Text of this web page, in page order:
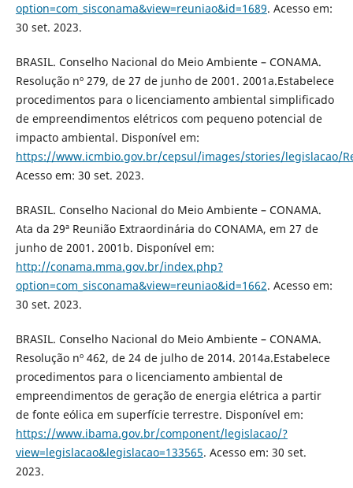
option=com_sisconama&view=reuniao&id=1689. Acesso em:
30 set. 2023.
BRASIL. Conselho Nacional do Meio Ambiente – CONAMA.
Resolução nº 279, de 27 de junho de 2001. 2001a.Estabelece
procedimentos para o licenciamento ambiental simplificado
de empreendimentos elétricos com pequeno potencial de
impacto ambiental. Disponível em:
https://www.icmbio.gov.br/cepsul/images/stories/legislacao/
Acesso em: 30 set. 2023.
BRASIL. Conselho Nacional do Meio Ambiente – CONAMA.
Ata da 29ª Reunião Extraordinária do CONAMA, em 27 de
junho de 2001. 2001b. Disponível em:
http://conama.mma.gov.br/index.php?
option=com_sisconama&view=reuniao&id=1662. Acesso em:
30 set. 2023.
BRASIL. Conselho Nacional do Meio Ambiente – CONAMA.
Resolução nº 462, de 24 de julho de 2014. 2014a.Estabelece
procedimentos para o licenciamento ambiental de
empreendimentos de geração de energia elétrica a partir
de fonte eólica em superfície terrestre. Disponível em:
https://www.ibama.gov.br/component/legislacao/?
view=legislacao&legislacao=133565. Acesso em: 30 set.
2023.